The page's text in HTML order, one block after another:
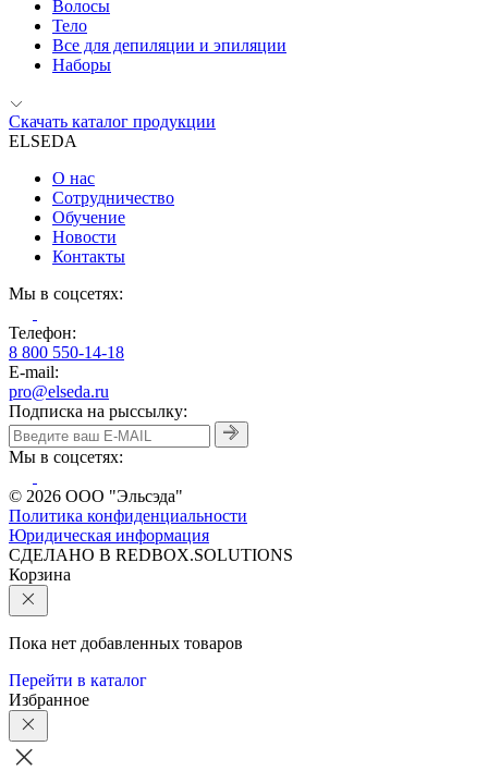
Волосы
Тело
Все для депиляции и эпиляции
Наборы
Скачать каталог продукции
ELSEDA
О нас
Сотрудничество
Обучение
Новости
Контакты
Мы в соцсетях:
Телефон:
8 800 550-14-18
E-mail:
pro@elseda.ru
Подписка на рыссылку:
Мы в соцсетях:
© 2026 ООО "Эльсэда"
Политика конфиденциальности
Юридическая информация
CДЕЛАНО В REDBOX.SOLUTIONS
Корзина
Пока нет добавленных товаров
Перейти в каталог
Избранное